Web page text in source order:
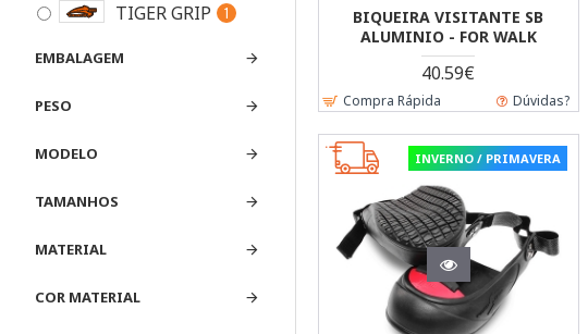
TIGER GRIP 1
EMBALAGEM
PESO
MODELO
TAMANHOS
MATERIAL
COR MATERIAL
BIQUEIRA VISITANTE SB
ALUMINIO - FOR WALK
40.59€
Compra Rápida Dúvidas?
INVERNO / PRIMAVERA